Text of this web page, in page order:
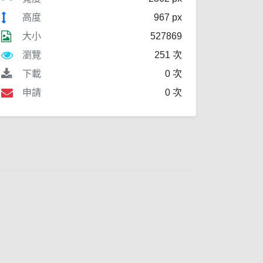
高度
967 px
大小
527869
瀏覽
251 次
下載
0 次
申請
0 次